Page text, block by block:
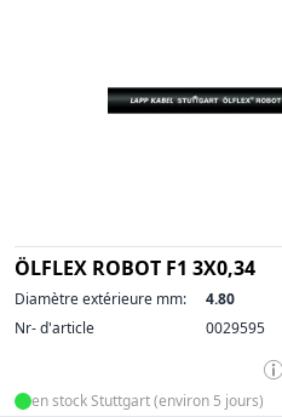
ÖLFLEX ROBOT F1 3X0,34
Diamètre extérieure mm:
4.80
Nr- d'article
0029595
en stock Stuttgart (environ 5 jours)